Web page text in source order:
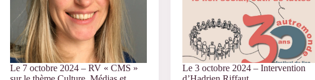
Le 7 octobre 2024 – RV « CMS »
Le 3 octobre 2024 – Intervention